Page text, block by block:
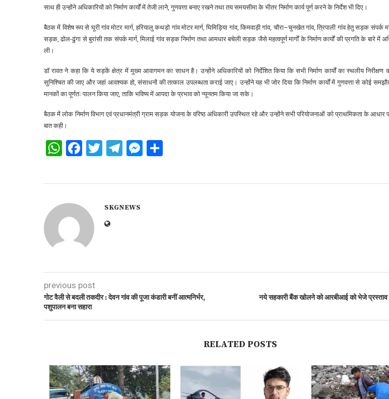
साथ ही उन्होंने अधिकारियों को निर्माण कार्यों में तेजी लाने, गुणवत्ता बनाए रखने तथा तय समयसीमा के भीतर निर्माण कार्य पूर्ण करने के निर्देश भी दिए।
बैठक में विशेष रूप से घूरी गांव मोटर मार्ग, हरियालु कथड़ो गांव मोटर मार्ग, घिमिड़िया गांव, किमवाड़ी गांव, चौरा–चुनखेत गांव, त्रिपाली गांव हेतु सड़क संपर्क
सड़क, ढोल-ढुंगा से बुरांसी तक संपर्क मार्ग, मिलाई गांव सड़क निर्माण तथा आमधार बचेली सड़क जैसे महत्वपूर्ण मार्गों के निर्माण कार्यों की प्रगति के बारे में
ली।
डॉ रावत ने कहा कि ये सड़कें क्षेत्र में मुख्य आवागमन का साधन है। उन्होंने अधिकारियों को निर्देशित किया कि सभी निर्माण कार्यों का स्थलीय निरीक्षण
सुनिश्चित की जाए और जहां आवश्यक हो, संसाधनों की तत्काल उपलब्धता कराई जाए। उन्होंने यह भी जोर दिया कि निर्माण कार्यों में गुणवत्ता से कोई
मानकों का पूर्णतः पालन किया जाए, ताकि भविष्य में आपदा के प्रभाव को न्यूनतम किया जा सके।
बैठक में लोक निर्माण विभाग एवं प्रधानमंत्री ग्राम सड़क योजना के वरिष्ठ अधिकारी उपस्थित रहे और उन्होंने सभी परियोजनाओं को प्राथमिकता के आधार
बात कही।
WhatsApp
Facebook
Twitter
Telegram
Messenger
SKGNEWS
previous post
गोट वैली से बदली तकदीर : देवन गांव की पूजा कंडारी बनीं आत्मनिर्भर,
पशुपालन बना सहारा
नये सहकारी बैंक खोलने को आरबीआई को भेजे प्रस्ताव
RELATED POSTS